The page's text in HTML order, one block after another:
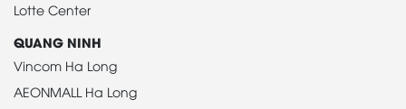
Lotte Center
QUANG NINH
Vincom Ha Long
AEONMALL Ha Long